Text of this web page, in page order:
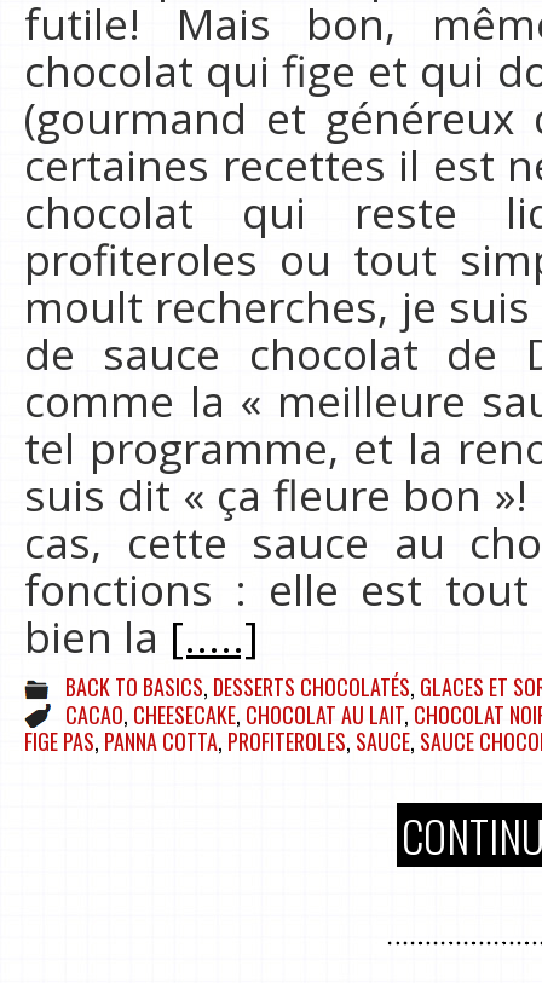
futile! Mais bon,
chocolat qui fige et qui
(gourmand et
certaines recettes il est
chocolat qui reste
profiteroles ou tout
moult recherches, je
de sauce chocolat de
comme la « meilleure
tel programme, et la
suis dit « ça fleure bon
cas, cette sauce au
fonctions : elle est tout
bien la [.....]
BACK TO BASICS, DESSERTS CHOCOLATÉS, GLACES ET
CACAO, CHEESECAKE, CHOCOLAT AU LAIT, CHOCOLAT
FIGE PAS, PANNA COTTA, PROFITEROLES, SAUCE, SAUCE